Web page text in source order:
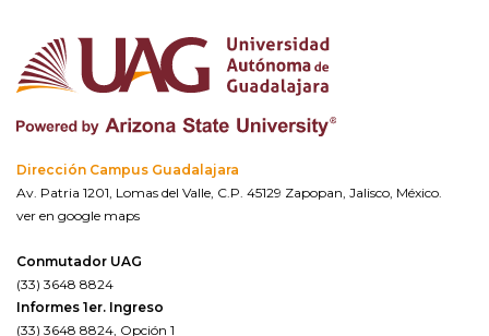
Dirección Campus Guadalajara
Av. Patria 1201, Lomas del Valle, C.P. 45129 Zapopan, Jalisco, México.
ver en google maps
Conmutador UAG
(33) 3648 8824
Informes 1er. Ingreso
(33) 3648 8824, Opción 1